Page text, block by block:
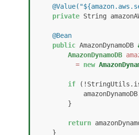
private String
@Bean
public AmazonDynamoDB
AmazonDynamoDB
= new
if
return